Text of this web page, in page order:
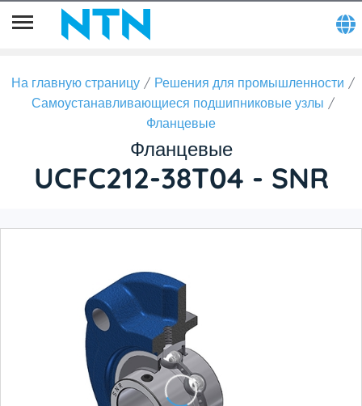
На главную страницу
Решения для промышленности
Самоустанавливающиеся подшипниковые узлы
Фланцевые
Фланцевые
UCFC212-38T04 - SNR